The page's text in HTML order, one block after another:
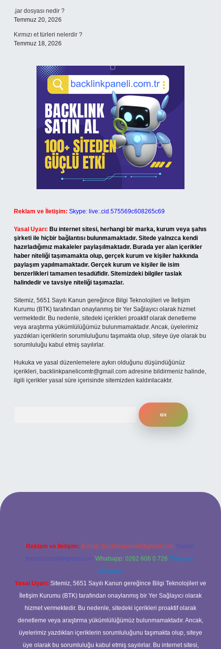
.jar dosyası nedir ?
Temmuz 20, 2026
Kırmızı et türleri nelerdir ?
Temmuz 18, 2026
Reklam ve İletişim: Skype: live:.cid.575569c608265c69
Yasal Uyarı: Bu internet sitesi, herhangi bir marka, kurum veya şahıs
şirketi ile hiçbir bağlantısı bulunmamaktadır. Sitede yalnızca kendi
hazırladığımız makaleler paylaşılmaktadır. Burada yer alan içerikler
haber niteliği taşımamakta olup, gerçek kurum ve kişiler hakkında
paylaşım yapılmamaktadır. Gerçek kurum ve kişiler ile isim
benzerlikleri tamamen tesadüfidir. Sitemizdeki bilgiler taslak
halindedir ve tavsiye niteliği taşımazlar.
Sitemiz, 5651 Sayılı Kanun gereğince Bilgi Teknolojileri ve İletişim
Kurumu (BTK) tarafından onaylanmış bir Yer Sağlayıcı olarak hizmet
vermektedir. Bu nedenle, sitedeki içerikleri proaktif olarak denetleme
veya araştırma yükümlülüğümüz bulunmamaktadır. Ancak, üyelerimiz
yazdıkları içeriklerin sorumluluğunu taşımakta olup, siteye üye olarak bu
sorumluluğu kabul etmiş sayılırlar.
Hukuka ve yasal düzenlemelere aykırı olduğunu düşündüğünüz
içerikleri, backlinkpanelicomtr@gmail.com adresine bildirmeniz halinde,
ilgili içerikler yasal süre içerisinde sitemizden kaldırılacaktır.
adresi
Reklam ve İletişim: E-mail: backlinkpaneli@gmail.com Teams:
forumhizmeti@gmail.com Whatsapp: 0262 606 0 726 Telegram:
@karabul
Yasal Uyarı: Sitemiz, 5651 Sayılı Kanun gereğince Bilgi Teknolojileri ve
İletişim Kurumu (BTK) tarafından onaylanmış bir Yer Sağlayıcı olarak
hizmet vermektedir. Bu nedenle, sitedeki içerikleri proaktif olarak
denetleme veya araştırma yükümlülüğümüz bulunmamaktadır. Ancak,
üyelerimiz yazdıkları içeriklerin sorumluluğunu taşımakta olup, siteye
üye olarak bu sorumluluğu kabul etmiş sayılırlar. Bu internet sitesi,